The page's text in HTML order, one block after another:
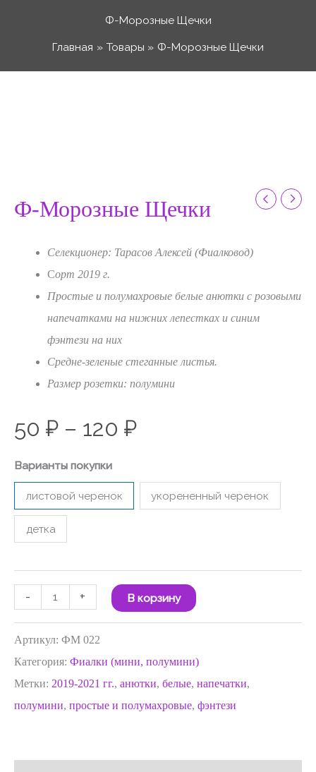
содержимому
Ф-Морозные Щечки
Главная
Товары Ф-Морозные Щечки
Ф-Морозные Щечки
Селекционер: Тарасов Алексей (Фиалковод)
Сорт 2019 г.
Простые и полумахровые белые анютки с розовыми
напечатками на нижних лепестках и синим
фэнтези на них
Средне-зеленые стеганные листья.
Размер розетки: полумини
50 ₽ – 120 ₽
50 ₽
120 ₽
Варианты покупки
листовой черенок укорененный черенок
детка
- + В корзину
Артикул: ФМ 022
Категория: Фиалки (мини, полумини)
Метки: 2019-2021 гг., анютки, белые, напечатки,
полумини, простые и полумахровые, фэнтези